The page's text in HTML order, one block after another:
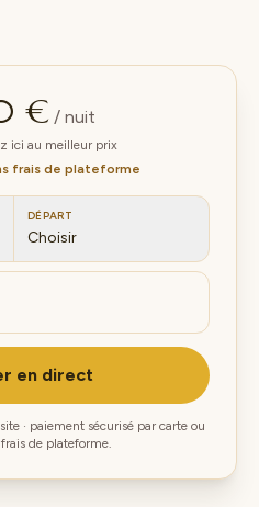
€ / nuit
ici au meilleur prix
frais de plateforme
DÉPART
Choisir
en direct
· paiement sécurisé par carte ou
de plateforme.